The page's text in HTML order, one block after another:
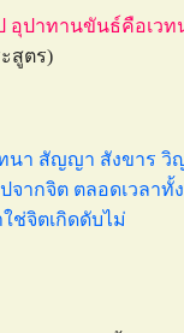
อุปาทานขันธ์คือเ
สูตร)
นา สัญญา สังขาร
ากจิต ตลอดเวลา
ช่จิตเกิดดับไม่